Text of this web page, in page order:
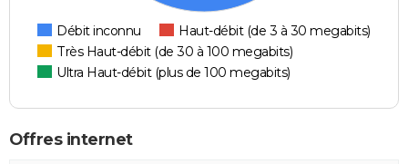
Débit inconnu
Haut-débit (de 3 à 30 megabits)
Très Haut-débit (de 30 à 100 megabits)
Ultra Haut-débit (plus de 100 megabits)
Offres internet